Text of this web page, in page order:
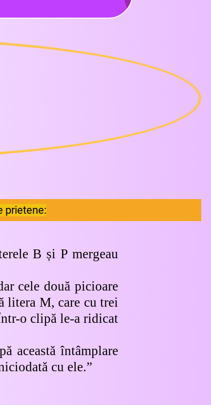
prietene:
B și P mergeau
cele două picioare
litera M, care cu trei
o clipă le-a ridicat
această întâmplare
cu ele.”